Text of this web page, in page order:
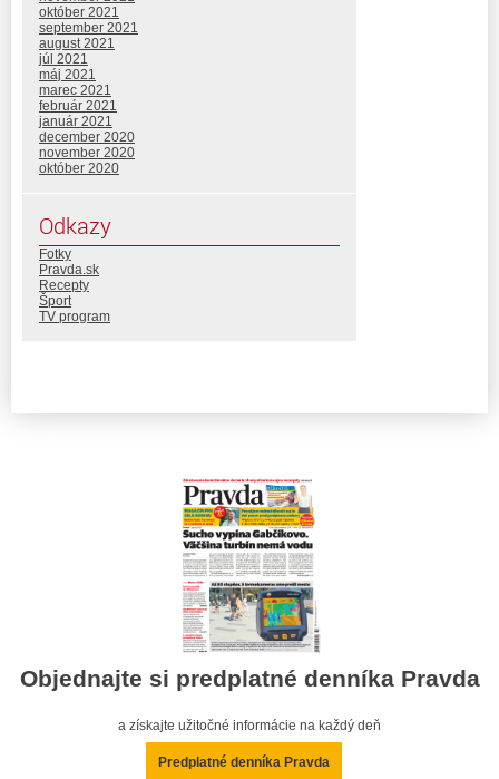
október 2021
september 2021
august 2021
júl 2021
máj 2021
marec 2021
február 2021
január 2021
december 2020
november 2020
október 2020
Odkazy
Fotky
Pravda.sk
Recepty
Šport
TV program
Objednajte si predplatné denníka Pravda
a získajte užitočné informácie na každý deň
Predplatné denníka Pravda